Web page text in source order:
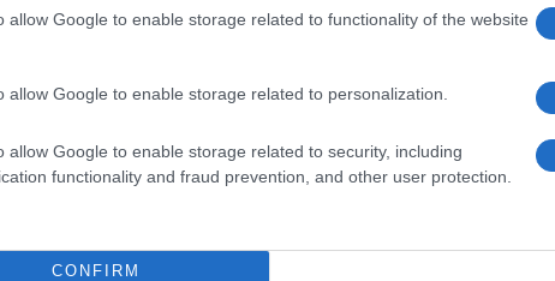
allow Google to enable storage related to functionality of the website
allow Google to enable storage related to personalization.
allow Google to enable storage related to security, including
functionality and fraud prevention, and other user protection.
CONFIRM
Giurgola. “È fondamentale che il messaggio
da loro, non solo per evitare tragedie, ma
che le circonda.” Questo approccio mira a
a un investimento necessario per il
sicurezza